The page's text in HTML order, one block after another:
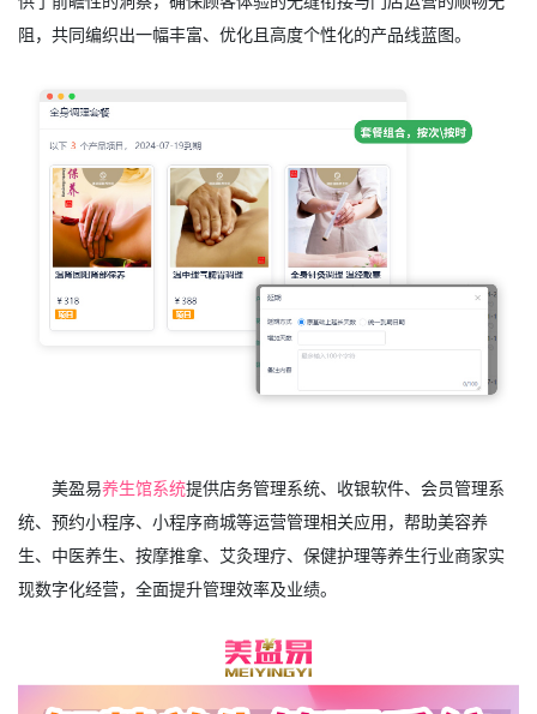
阻，共同编织出一幅丰富、优化且高度个性化的产品线蓝图。
美盈易养生馆系统提供店务管理系统、收银软件、会员管理系
统、预约小程序、小程序商城等运营管理相关应用，帮助美容养
生、中医养生、按摩推拿、艾灸理疗、保健护理等养生行业商家实
现数字化经营，全面提升管理效率及业绩。